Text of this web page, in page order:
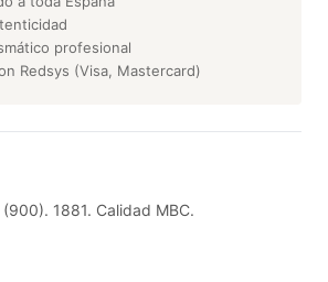
profesional
Redsys (Visa, Mastercard)
1881. Calidad MBC.